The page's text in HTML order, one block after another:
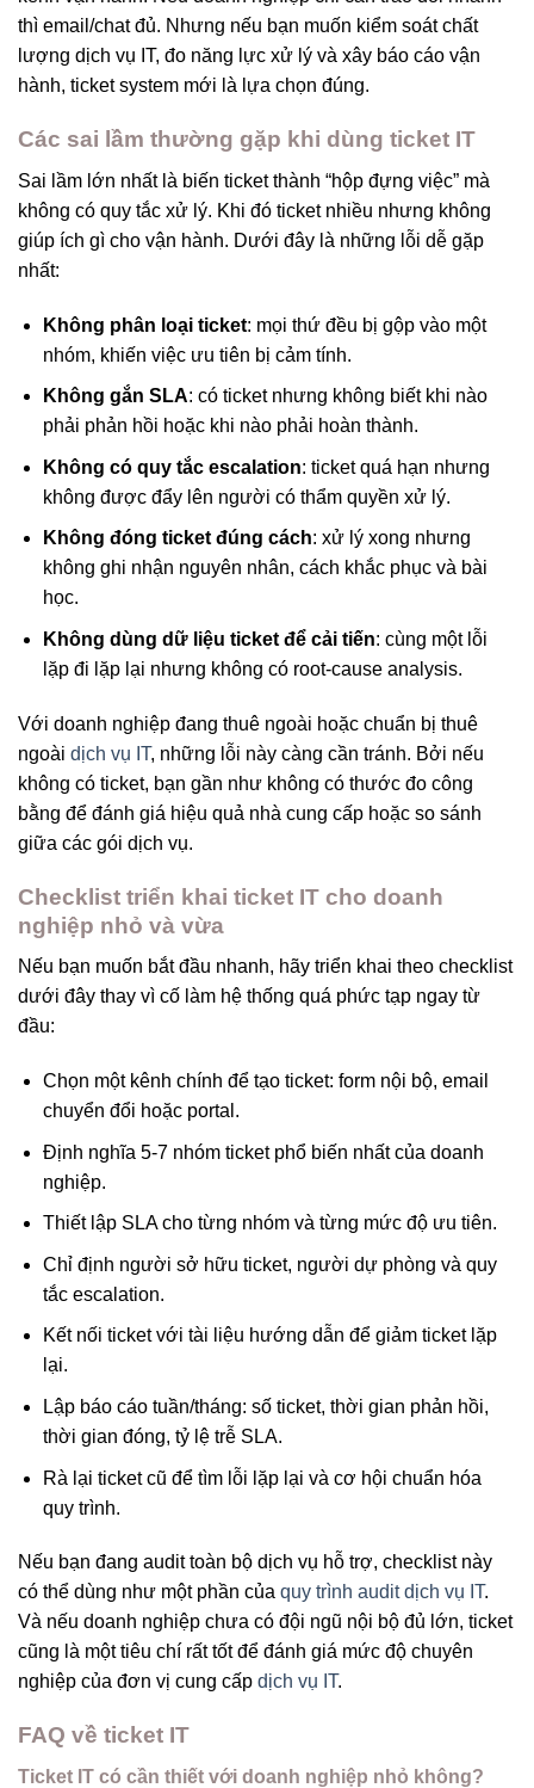
thì email/chat đủ. Nhưng nếu bạn muốn kiểm soát chất
lượng dịch vụ IT, đo năng lực xử lý và xây báo cáo vận
hành, ticket system mới là lựa chọn đúng.
Các sai lầm thường gặp khi dùng ticket IT
Sai lầm lớn nhất là biến ticket thành “hộp đựng việc” mà
không có quy tắc xử lý. Khi đó ticket nhiều nhưng không
giúp ích gì cho vận hành. Dưới đây là những lỗi dễ gặp
nhất:
Không phân loại ticket: mọi thứ đều bị gộp vào một
nhóm, khiến việc ưu tiên bị cảm tính.
Không gắn SLA: có ticket nhưng không biết khi nào
phải phản hồi hoặc khi nào phải hoàn thành.
Không có quy tắc escalation: ticket quá hạn nhưng
không được đẩy lên người có thẩm quyền xử lý.
Không đóng ticket đúng cách: xử lý xong nhưng
không ghi nhận nguyên nhân, cách khắc phục và bài
học.
Không dùng dữ liệu ticket để cải tiến: cùng một lỗi
lặp đi lặp lại nhưng không có root-cause analysis.
Với doanh nghiệp đang thuê ngoài hoặc chuẩn bị thuê
ngoài dịch vụ IT, những lỗi này càng cần tránh. Bởi nếu
không có ticket, bạn gần như không có thước đo công
bằng để đánh giá hiệu quả nhà cung cấp hoặc so sánh
giữa các gói dịch vụ.
Checklist triển khai ticket IT cho doanh
nghiệp nhỏ và vừa
Nếu bạn muốn bắt đầu nhanh, hãy triển khai theo checklist
dưới đây thay vì cố làm hệ thống quá phức tạp ngay từ
đầu:
Chọn một kênh chính để tạo ticket: form nội bộ, email
chuyển đổi hoặc portal.
Định nghĩa 5-7 nhóm ticket phổ biến nhất của doanh
nghiệp.
Thiết lập SLA cho từng nhóm và từng mức độ ưu tiên.
Chỉ định người sở hữu ticket, người dự phòng và quy
tắc escalation.
Kết nối ticket với tài liệu hướng dẫn để giảm ticket lặp
lại.
Lập báo cáo tuần/tháng: số ticket, thời gian phản hồi,
thời gian đóng, tỷ lệ trễ SLA.
Rà lại ticket cũ để tìm lỗi lặp lại và cơ hội chuẩn hóa
quy trình.
Nếu bạn đang audit toàn bộ dịch vụ hỗ trợ, checklist này
có thể dùng như một phần của quy trình audit dịch vụ IT.
Và nếu doanh nghiệp chưa có đội ngũ nội bộ đủ lớn, ticket
cũng là một tiêu chí rất tốt để đánh giá mức độ chuyên
nghiệp của đơn vị cung cấp dịch vụ IT.
FAQ về ticket IT
Ticket IT có cần thiết với doanh nghiệp nhỏ không?